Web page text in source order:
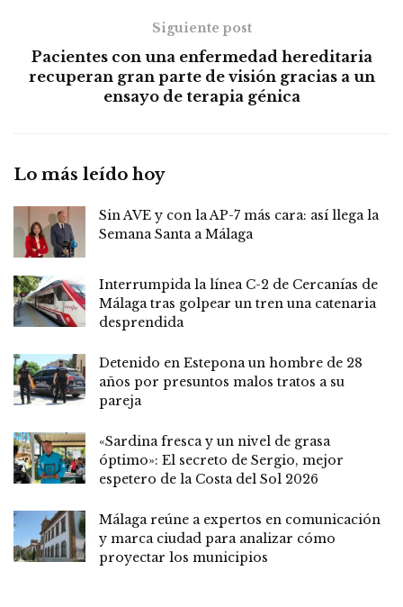
Siguiente post
Pacientes con una enfermedad hereditaria
recuperan gran parte de visión gracias a un
ensayo de terapia génica
Lo más leído hoy
Sin AVE y con la AP-7 más cara: así llega la
Semana Santa a Málaga
Interrumpida la línea C-2 de Cercanías de
Málaga tras golpear un tren una catenaria
desprendida
Detenido en Estepona un hombre de 28
años por presuntos malos tratos a su
pareja
«Sardina fresca y un nivel de grasa
óptimo»: El secreto de Sergio, mejor
espetero de la Costa del Sol 2026
Málaga reúne a expertos en comunicación
y marca ciudad para analizar cómo
proyectar los municipios